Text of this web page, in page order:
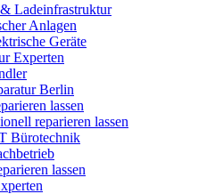
Ladeinfrastruktur
Anlagen
Geräte
Experten
Berlin
lassen
reparieren lassen
Bürotechnik
lassen